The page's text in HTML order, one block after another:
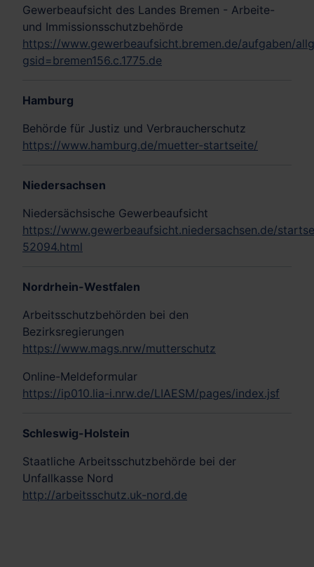
Gewerbeaufsicht des Landes Bremen - Arbeite-
und Immissionsschutzbehörde
https://www.gewerbeaufsicht.bremen.de/aufgaben/
gsid=bremen156.c.1775.de
Hamburg
Behörde für Justiz und Verbraucherschutz
https://www.hamburg.de/muetter-startseite/
Niedersachsen
Niedersächsische Gewerbeaufsicht
https://www.gewerbeaufsicht.niedersachsen.de/
52094.html
Nordrhein-Westfalen
Arbeitsschutzbehörden bei den
Bezirksregierungen
https://www.mags.nrw/mutterschutz
Online-Meldeformular
https://ip010.lia-i.nrw.de/LIAESM/pages/index.jsf
Schleswig-Holstein
Staatliche Arbeitsschutzbehörde bei der
Unfallkasse Nord
http://arbeitsschutz.uk-nord.de